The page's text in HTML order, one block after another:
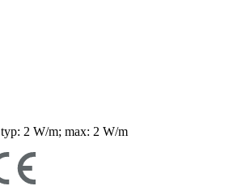
typ: 2 W/m; max: 2 W/m